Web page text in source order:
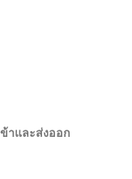
าและส่งออก